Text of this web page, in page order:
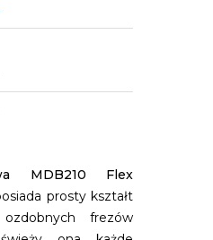
MDB210 Flex
prosty kształt
frezów